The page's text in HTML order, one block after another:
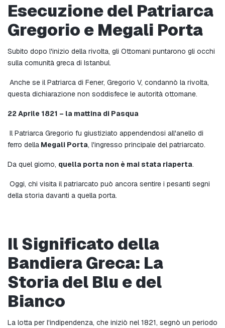
Esecuzione del Patriarca
Gregorio e Megali Porta
Subito dopo l'inizio della rivolta, gli Ottomani puntarono gli occhi
sulla comunità greca di Istanbul.
questa dichiarazione non soddisfece le autorità ottomane.
22 Aprile 1821 – la mattina di Pasqua
ferro della Megali Porta, l'ingresso principale del patriarcato.
Da quel giorno, quella porta non è mai stata riaperta.
della storia davanti a quella porta.
Il Significato della
Bandiera Greca: La
Storia del Blu e del
Bianco
La lotta per l'indipendenza, che iniziò nel 1821, segnò un periodo